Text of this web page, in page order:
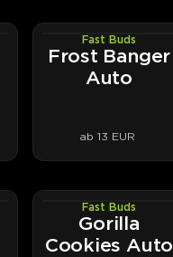
AUTOFEMFast Buds
Frost Banger
Auto
ab 13 EUR
AUTOFEMFast Buds
Gorilla
Cookies Auto